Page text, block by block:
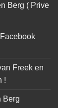
Berg ( Prive
Freek en
!
Berg